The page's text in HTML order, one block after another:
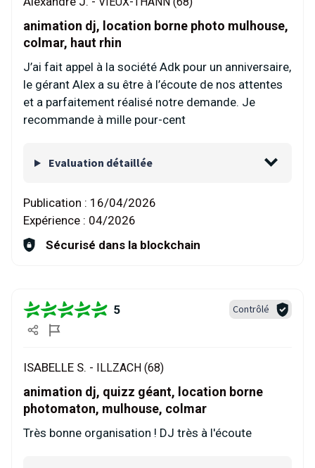
animation dj, location borne photo mulhouse,
colmar, haut rhin
J’ai fait appel à la société Adk pour un anniversaire,
le gérant Alex a su être à l’écoute de nos attentes
et a parfaitement réalisé notre demande. Je
recommande à mille pour-cent
Evaluation détaillée
Publication : 16/04/2026
Expérience : 04/2026
Sécurisé dans la blockchain
5 Contrôlé
ISABELLE S. - ILLZACH (68)
animation dj, quizz géant, location borne
photomaton, mulhouse, colmar
Très bonne organisation ! DJ très à l'écoute